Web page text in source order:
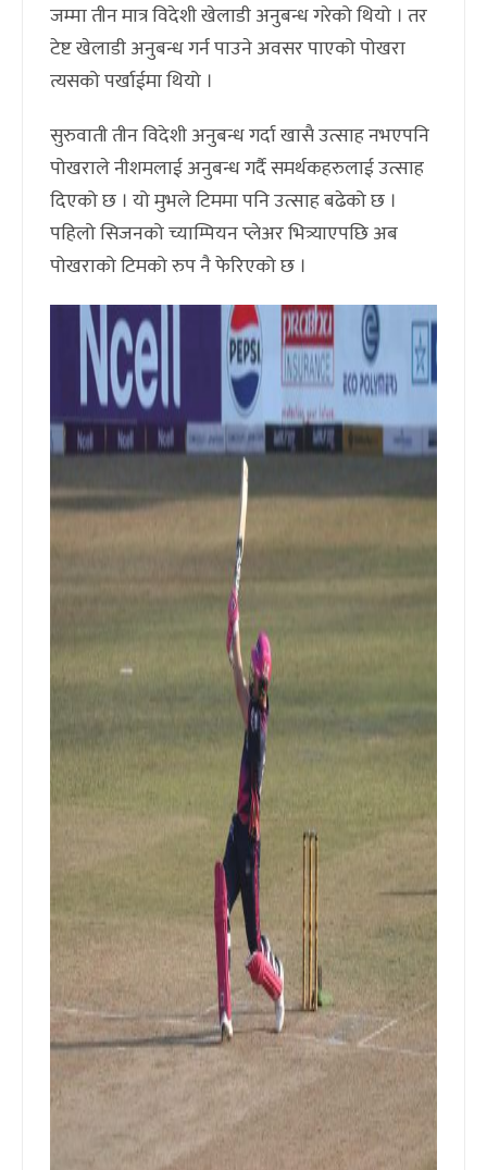
जम्मा तीन मात्र विदेशी खेलाडी अनुबन्ध गरेको थियो । तर
टेष्ट खेलाडी अनुबन्ध गर्न पाउने अवसर पाएको पोखरा
त्यसको पर्खाईमा थियो ।
सुरुवाती तीन विदेशी अनुबन्ध गर्दा खासै उत्साह नभएपनि
पोखराले नीशमलाई अनुबन्ध गर्दै समर्थकहरुलाई उत्साह
दिएको छ । यो मुभले टिममा पनि उत्साह बढेको छ ।
पहिलो सिजनको च्याम्पियन प्लेअर भित्र्याएपछि अब
पोखराको टिमको रुप नै फेरिएको छ ।